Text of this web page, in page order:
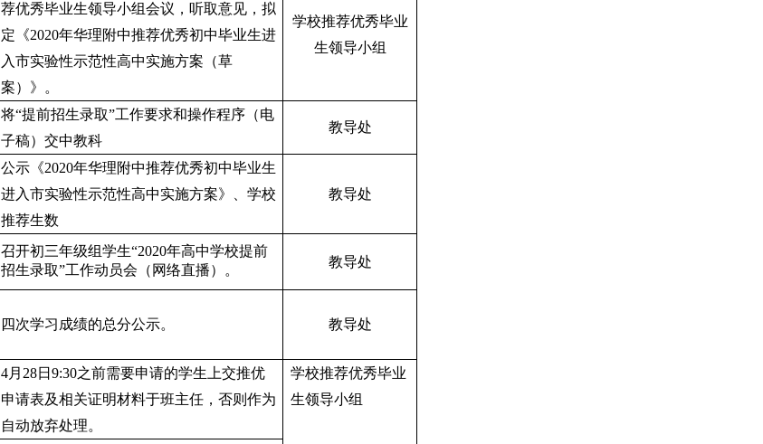
荐优秀毕业生领导小组会议，听取意见，拟
定《2020年华理附中推荐优秀初中毕业生进
入市实验性示范性高中实施方案（草
案）》。
学校推荐优秀毕业
生领导小组
将“提前招生录取”工作要求和操作程序（电
子稿）交中教科
教导处
公示《2020年华理附中推荐优秀初中毕业生
进入市实验性示范性高中实施方案》、学校
推荐生数
教导处
召开初三年级组学生“2020年高中学校提前
招生录取”工作动员会（网络直播）。
教导处
四次学习成绩的总分公示。 教导处
4月28日9:30之前需要申请的学生上交推优
申请表及相关证明材料于班主任，否则作为
自动放弃处理。
学校推荐优秀毕业
生领导小组